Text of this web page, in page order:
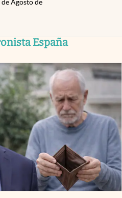
de Agosto de
España